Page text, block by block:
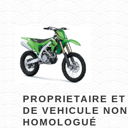
PROPRIETAIRE
DE VEHICULE NON
HOMOLOGUÉ